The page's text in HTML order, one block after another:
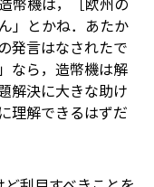
」とかね．あたか
言はなされた――で
なら，造幣機は解
解決に大きな助け
理解できるはずだ